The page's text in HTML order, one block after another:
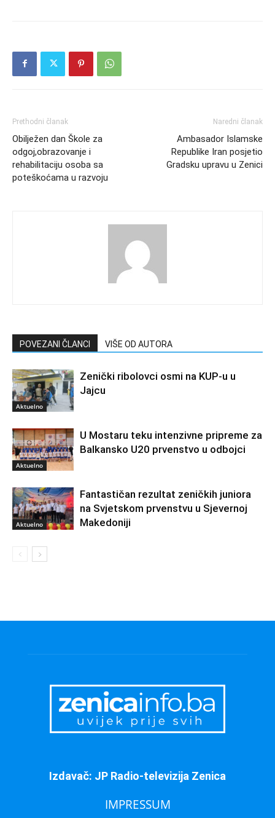
Prethodni članak
Obilježen dan Škole za
odgoj,obrazovanje i
rehabilitaciju osoba sa
poteškoćama u razvoju
Naredni članak
Ambasador Islamske
Republike Iran posjetio
Gradsku upravu u Zenici
POVEZANI ČLANCI VIŠE OD AUTORA
Aktuelno
Zenički ribolovci osmi na KUP-u u
Jajcu
Aktuelno
U Mostaru teku intenzivne pripreme za
Balkansko U20 prvenstvo u odbojci
Aktuelno
Fantastičan rezultat zeničkih juniora
na Svjetskom prvenstvu u Sjevernoj
Makedoniji
Izdavač: JP Radio-televizija Zenica
IMPRESSUM